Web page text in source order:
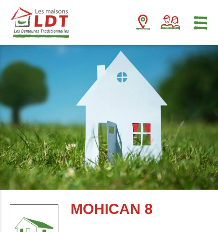
MOHICAN 8